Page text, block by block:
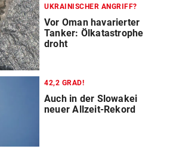
UKRAINISCHER ANGRIFF?
Vor Oman havarierter
Tanker: Ölkatastrophe
droht
42,2 GRAD!
Auch in der Slowakei
neuer Allzeit-Rekord